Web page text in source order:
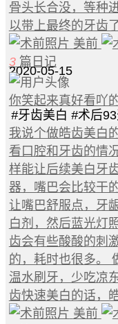
骨头长合没，等种
以带上最终的牙齿了
美前
3篇日记
2020-05-15
你笑起来真好看吖
#牙齿美白 #术后
我说个做皓齿美白
看口腔和牙齿的情
样能让后续美白牙
器，嘴巴会比较干
让嘴巴舒服点，牙
白剂，然后蓝光灯
齿会有些酸酸的刺
的，耗时也很多。
温水刷牙，少吃凉
齿快速美白的话，
美前